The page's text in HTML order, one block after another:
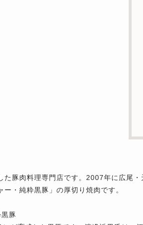
た豚肉料理専門店です。2007年に広尾
・純粋黒豚」の厚切り焼肉です。
豚